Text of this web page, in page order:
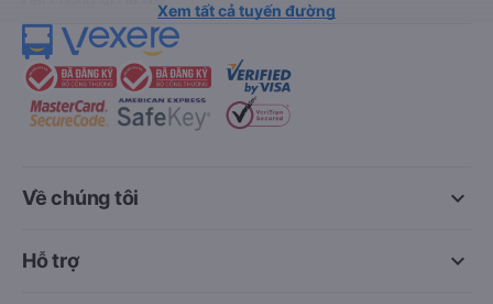
Xem tất cả tuyến đường
keyboard_arrow_down
Về chúng tôi
keyboard_arrow_down
Hỗ trợ